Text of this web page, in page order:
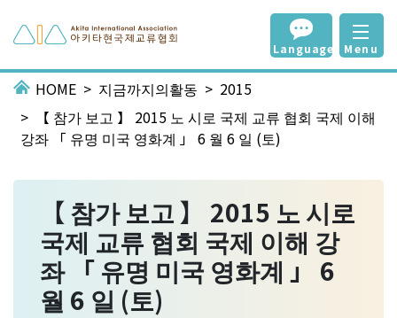
Language Menu
HOME 지금까지의활동
2015
【 참가 보고 】 2015 노 시로 국제 교류 협회 국제 이해
강좌 「 유명 미국 영화계 」 6 월 6 일 (토)
【 참가 보고 】 2015 노 시로
국제 교류 협회 국제 이해 강
좌 「 유명 미국 영화계 」 6
월 6 일 (토)